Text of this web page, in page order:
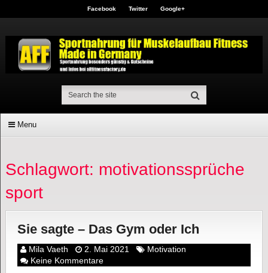
Facebook Twitter Google+
Menu
Schlagwort: motivationssprüche
sport
Sie sagte – Das Gym oder Ich
Mila Vaeth 2. Mai 2021
Motivation
Keine Kommentare